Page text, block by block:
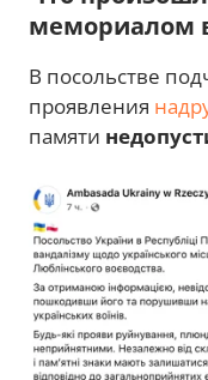
мемориалом
В посольстве
проявления
памяти